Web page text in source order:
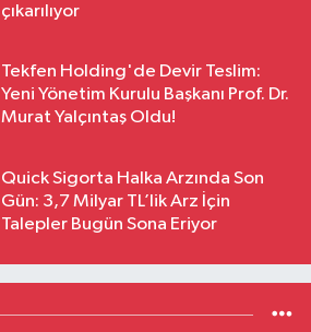
çıkarılıyor
Tekfen Holding'de Devir Teslim:
Yeni Yönetim Kurulu Başkanı Prof. Dr.
Murat Yalçıntaş Oldu!
Quick Sigorta Halka Arzında Son
Gün: 3,7 Milyar TL’lik Arz İçin
Talepler Bugün Sona Eriyor